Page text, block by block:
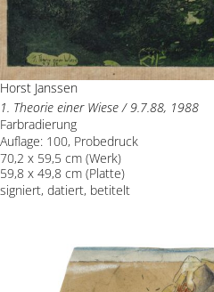
Horst Janssen
1. Theorie einer Wiese / 9.7.88, 1988
Farbradierung
Auflage: 100, Probedruck
70,2 x 59,5 cm (Werk)
59,8 x 49,8 cm (Platte)
signiert, datiert, betitelt